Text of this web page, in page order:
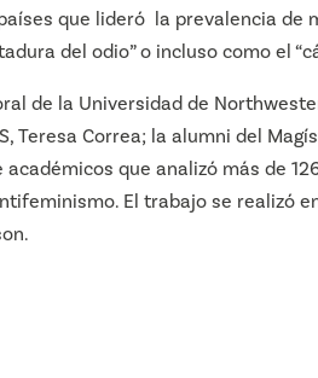
que lideró la prevalencia de
del odio” o incluso como el
de la Universidad de
Teresa Correa; laalumni del
que analizó más de
El trabajo se realizó